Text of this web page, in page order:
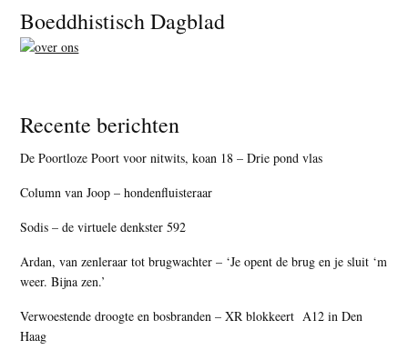
Footer
Boeddhistisch Dagblad
Recente berichten
De Poortloze Poort voor nitwits, koan 18 – Drie pond vlas
Column van Joop – hondenfluisteraar
Sodis – de virtuele denkster 592
Ardan, van zenleraar tot brugwachter – ‘Je opent de brug en je sluit ‘m
weer. Bijna zen.’
Verwoestende droogte en bosbranden – XR blokkeert A12 in Den
Haag